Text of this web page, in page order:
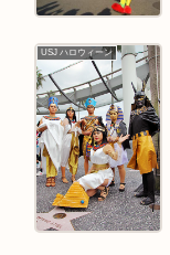
USJ ハロウィーン